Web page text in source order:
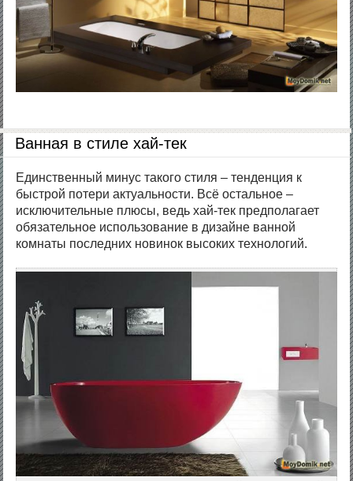
Ванная в стиле хай-тек
Единственный минус такого стиля – тенденция к
быстрой потери актуальности. Всё остальное –
исключительные плюсы, ведь хай-тек предполагает
обязательное использование в дизайне ванной
комнаты последних новинок высоких технологий.